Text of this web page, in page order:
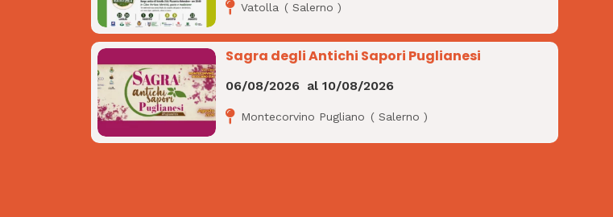
Vatolla (Salerno )
Sagra degli Antichi Sapori Puglianesi
06/08/2026 al10/08/2026
Montecorvino Pugliano (Salerno )